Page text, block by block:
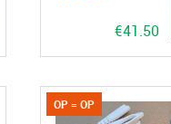
€41.50
OP = OP